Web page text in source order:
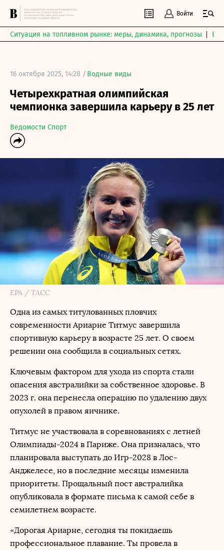
Войти
Ситуация на топливном рынке: меры, динамика, прогнозы
16 октября 2025, 14:28 / Водные виды
Четырехкратная олимпийская
чемпионка завершила карьеру в 25 лет
Ведомости Спорт
EPA / ТАСС
Одна из самых титулованных пловчих
современности Ариарне Титмус завершила
спортивную карьеру в возрасте 25 лет. О своем
решении она сообщила в социальных сетях.
Ключевым фактором для ухода из спорта стали
опасения австралийки за собственное здоровье. В
2023 г. она перенесла операцию по удалению двух
опухолей в правом яичнике.
Титмус не участвовала в соревнованиях с летней
Олимпиады-2024 в Париже. Она призналась, что
планировала выступать до Игр-2028 в Лос-
Анджелесе, но в последние месяцы изменила
приоритеты. Прощальный пост австралийка
опубликовала в формате письма к самой себе в
семилетнем возрасте.
«Дорогая Ариарне, сегодня ты покидаешь
профессиональное плавание. Ты провела в